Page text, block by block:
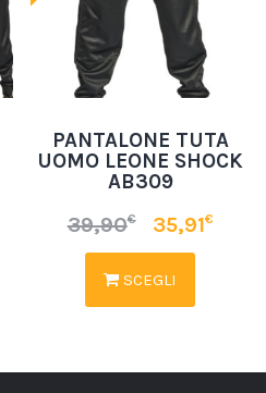
PANTALONE TUTA
UOMO LEONE SHOCK
AB309
39,90€ 35,91€
SCEGLI